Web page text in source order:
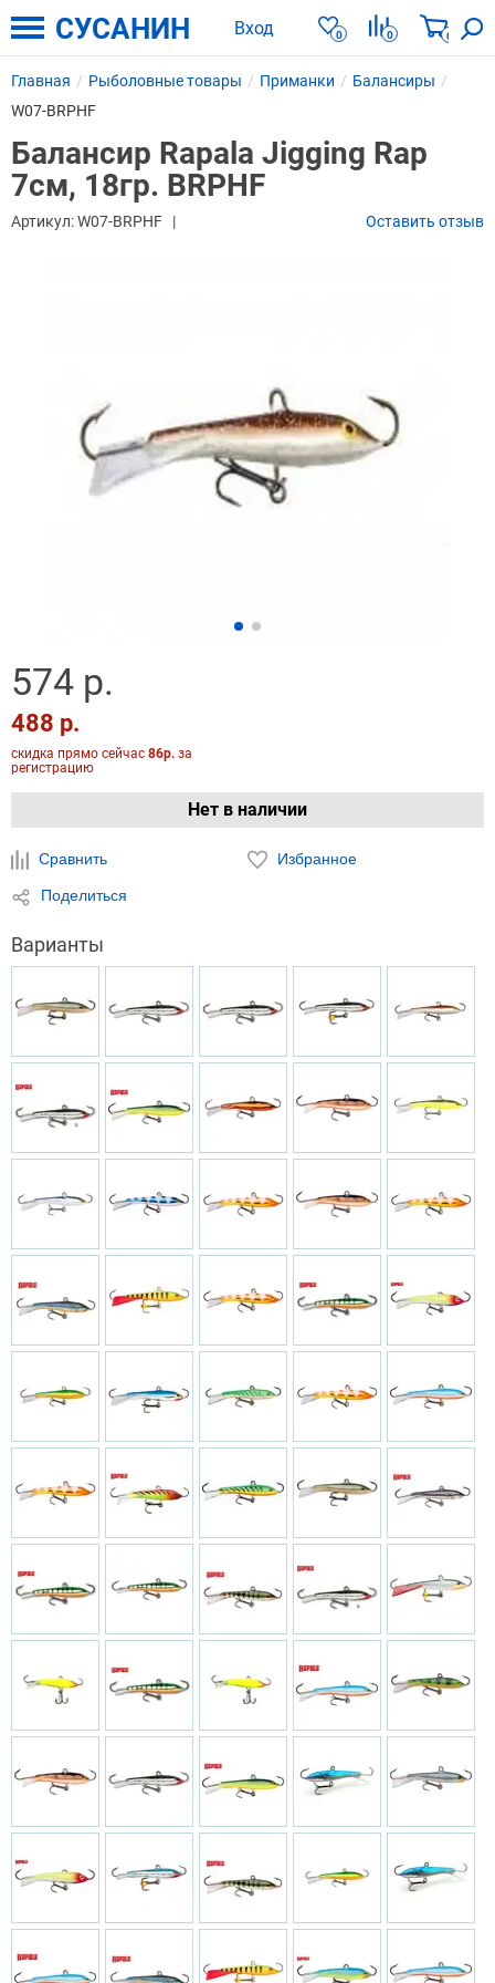
Вход 0 0 0
СУСАНИН
Главная Рыболовные товары Приманки
Балансиры
W07-BRPHF
Балансир Rapala Jigging Rap
7см, 18гр. BRPHF
Артикул:W07-BRPHF Оставить отзыв
574 р.
488 р.
скидка прямо сейчас 86р. за
регистрацию
Нет в наличии
Сравнить Избранное
Поделиться
Варианты